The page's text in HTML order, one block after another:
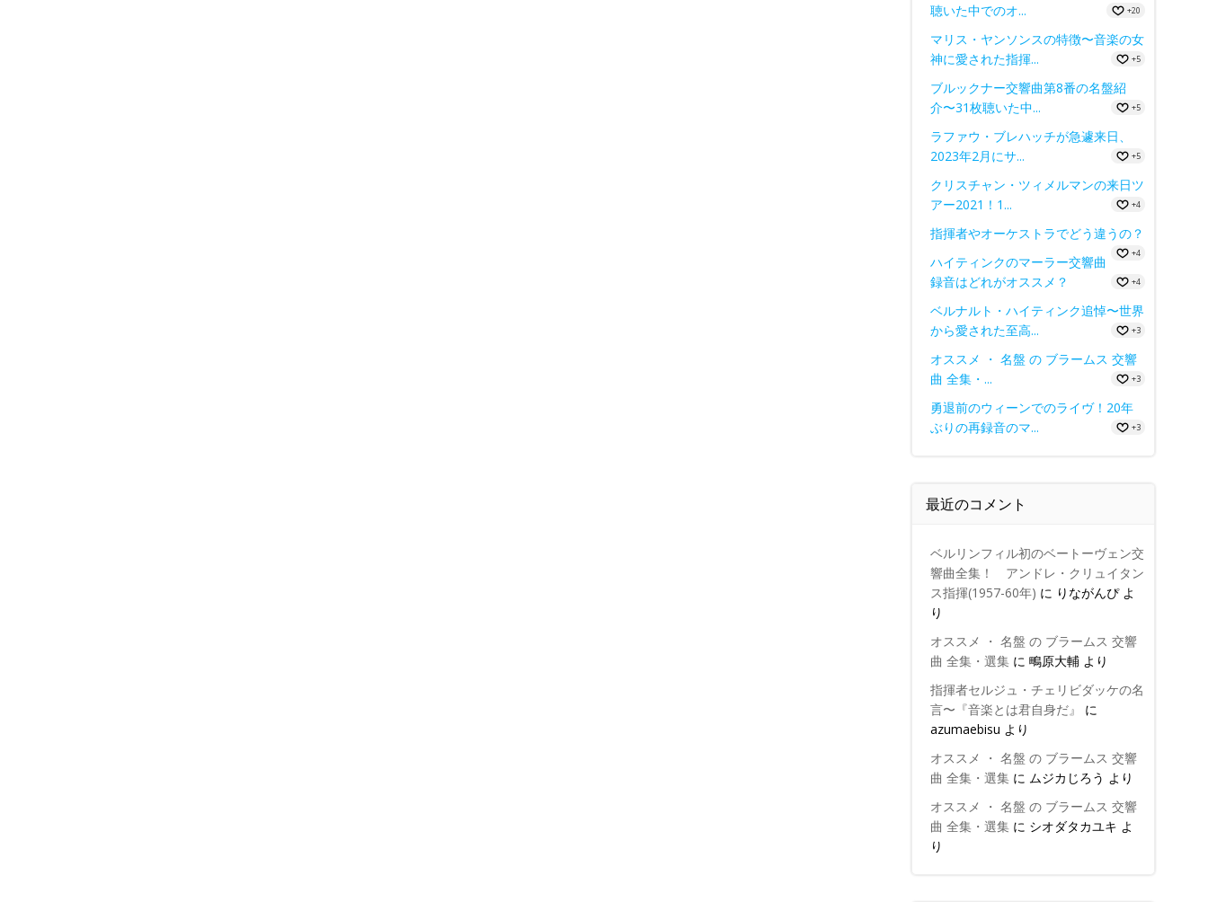
聴いた中でのオ...
+20
マリス・ヤンソンスの特徴〜音楽の女
神に愛された指揮...
+5
ブルックナー交響曲第8番の名盤紹
介〜31枚聴いた中...
+5
ラファウ・ブレハッチが急遽来日、
2023年2月にサ...
+5
クリスチャン・ツィメルマンの来日ツ
アー2021！1...
+4
指揮者やオーケストラでどう違うの？
+4
ハイティンクのマーラー交響曲
録音はどれがオススメ？
+4
ベルナルト・ハイティンク追悼〜世界
から愛された至高...
+3
オススメ ・ 名盤 の ブラームス 交響
曲 全集・...
+3
勇退前のウィーンでのライヴ！20年
ぶりの再録音のマ...
+3
最近のコメント
ベルリンフィル初のベートーヴェン交
響曲全集！ アンドレ・クリュイタン
ス指揮(1957-60年) に りながんぴよ
り
オススメ ・ 名盤 の ブラームス 交響
曲 全集・選集に 鴫原大輔より
指揮者セルジュ・チェリビダッケの名
言〜『音楽とは君自身だ』
に
azumaebisu より
オススメ ・ 名盤 の ブラームス 交響
曲 全集・選集に ムジカじろう より
オススメ ・ 名盤 の ブラームス 交響
曲 全集・選集に シオダタカユキ よ
り